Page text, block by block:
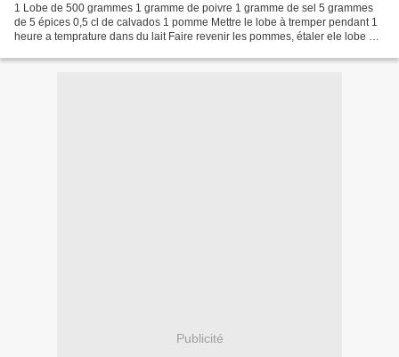
1 Lobe de 500 grammes 1 gramme de poivre 1 gramme de sel 5 grammes
de 5 épices 0,5 cl de calvados 1 pomme Mettre le lobe à tremper pendant 1
heure a temprature dans du lait Faire revenir les pommes, étaler ele lobe et
Publicité